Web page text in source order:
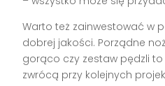
Warto też zainwestować w
dobrej jakości. Porządne
gorąco czy zestaw pędzli
zwrócą przy kolejnych